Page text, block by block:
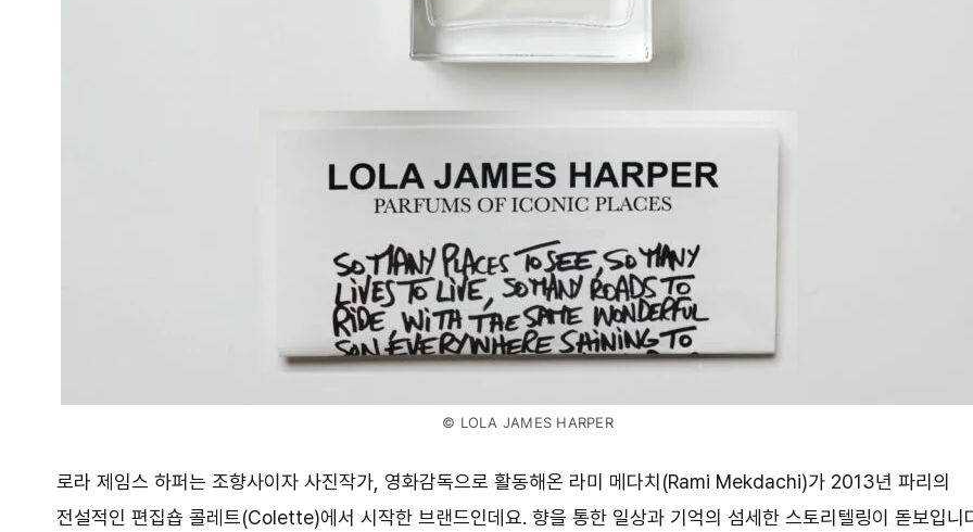
© LOLA JAMES HARPER
로라 제임스 하퍼는 조향사이자 사진작가, 영화감독으로 활동해온 라미 메다치(Rami Mekdachi)가 2013년 파리의
전설적인 편집숍 콜레트(Colette)에서 시작한 브랜드인데요. 향을 통한 일상과 기억의 섬세한 스토리텔링이 돋보입니